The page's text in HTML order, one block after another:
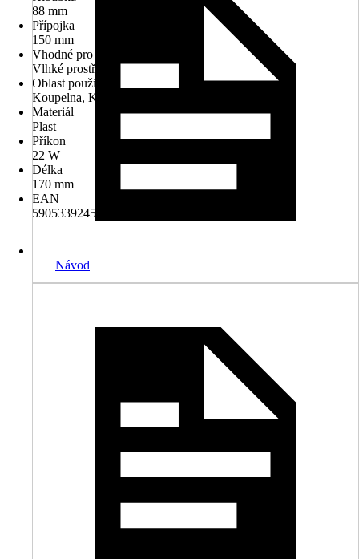
88 mm
Přípojka
150 mm
Vhodné pro prostory
Vlhké prostředí
Oblast použití
Koupelna, Kuchyň, Toaleta
Materiál
Plast
Příkon
22 W
Délka
170 mm
EAN
5905339245717
Návod